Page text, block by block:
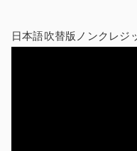
日本語吹替版ノンクレジ